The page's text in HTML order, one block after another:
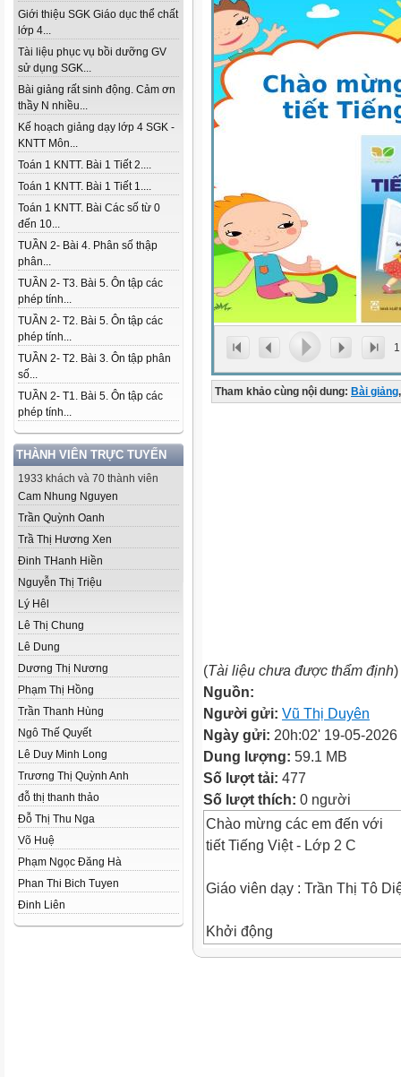
Giới thiệu SGK Giáo dục thể chất
lớp 4...
Tài liệu phục vụ bồi dưỡng GV
sử dụng SGK...
Bài giảng rất sinh động. Cảm ơn
thầy N nhiều...
Kế hoạch giảng dạy lớp 4 SGK -
KNTT Môn...
Toán 1 KNTT. Bài 1 Tiết 2....
Toán 1 KNTT. Bài 1 Tiết 1....
Toán 1 KNTT. Bài Các số từ 0
đến 10...
TUẦN 2- Bài 4. Phân số thập
phân...
TUẦN 2- T3. Bài 5. Ôn tập các
phép tính...
TUẦN 2- T2. Bài 5. Ôn tập các
phép tính...
TUẦN 2- T2. Bài 3. Ôn tập phân
số...
TUẦN 2- T1. Bài 5. Ôn tập các
phép tính...
THÀNH VIÊN TRỰC TUYẾN
1933 khách và 70 thành viên
Cam Nhung Nguyen
Trần Quỳnh Oanh
Trầ Thị Hương Xen
Đinh THanh Hiền
Nguyễn Thị Triệu
Lý Hêl
Lê Thị Chung
Lê Dung
Dương Thị Nương
Phạm Thị Hồng
Trần Thanh Hùng
Ngô Thế Quyết
Lê Duy Minh Long
Trương Thị Quỳnh Anh
đỗ thị thanh thảo
Đỗ Thị Thu Nga
Võ Huệ
Phạm Ngọc Đăng Hà
Phan Thi Bich Tuyen
Đinh Liên
1
Tham khảo cùng nội dung: Bài giảng,
(Tài liệu chưa được thẩm định)
Nguồn:
Người gửi: Vũ Thị Duyên
Ngày gửi: 20h:02' 19-05-2026
Dung lượng: 59.1 MB
Số lượt tải: 477
Số lượt thích: 0 người
Chào mừng các em đến với
tiết Tiếng Việt - Lớp 2 C
Giáo viên dạy : Trần Thị Tô
Khởi động